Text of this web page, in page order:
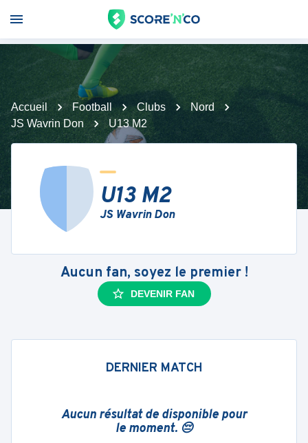
Accueil Football Clubs
Nord
JS Wavrin Don
U13 M2
U13 M2
JS Wavrin Don
Aucun fan, soyez le premier !
DEVENIR FAN
DERNIER MATCH
Aucun résultat de disponible pour
le moment. 😔